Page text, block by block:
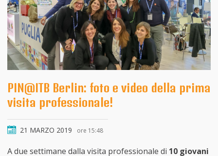
PIN@ITB Berlin: foto e video della prima
visita professionale!
21 MARZO 2019 ore 15:48
A due settimane dalla visita professionale di 10 giovani